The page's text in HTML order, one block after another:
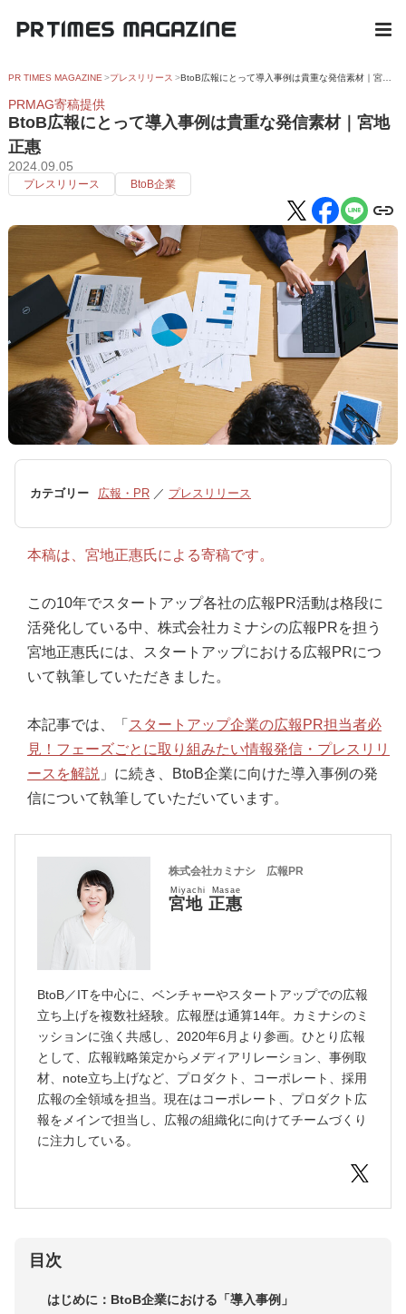
PR TIMES MAGAZINE プレスリリース BtoB広報にとって導入事例は貴重な発信素材｜宮地正惠
PRMAG寄稿提供
BtoB広報にとって導入事例は貴重な発信素材｜宮地
正惠
2024.09.05
プレスリリース BtoB企業
カテゴリー 広報・PR ／ プレスリリース
本稿は、宮地正惠氏による寄稿です。
この10年でスタートアップ各社の広報PR活動は格段に
活発化している中、株式会社カミナシの広報PRを担う
宮地正惠氏には、スタートアップにおける広報PRにつ
いて執筆していただきました。
本記事では、「 スタートアップ企業の広報PR担当者必
見！フェーズごとに取り組みたい情報発信・プレスリリ
ースを解説 」に続き、BtoB企業に向けた導入事例の発
信について執筆していただいています。
株式会社カミナシ 広報PR
宮地 正惠
Miyachi Masae
BtoB／ITを中心に、ベンチャーやスタートアップでの広報
立ち上げを複数社経験。広報歴は通算14年。カミナシのミ
ッションに強く共感し、2020年6月より参画。ひとり広報
として、広報戦略策定からメディアリレーション、事例取
材、note立ち上げなど、プロダクト、コーポレート、採用
広報の全領域を担当。現在はコーポレート、プロダクト広
報をメインで担当し、広報の組織化に向けてチームづくり
に注力している。
目次
はじめに：BtoB企業における「導入事例」